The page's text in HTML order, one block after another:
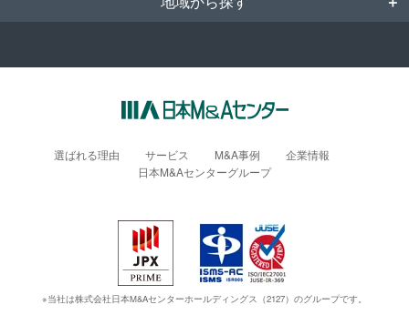
選ばれる理由 サービス M&A事例
企業情報
日本M&Aセンターグループ
※当社は株式会社日本M&Aセンターホールディングス（2127）のグループです。